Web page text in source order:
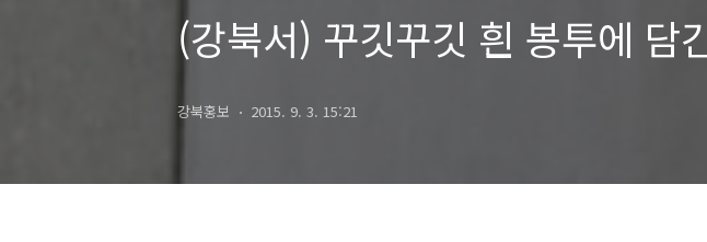
(강북서) 꾸깃꾸깃 흰 봉투에 담
강북홍보 2015. 9. 3. 15:21